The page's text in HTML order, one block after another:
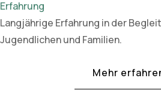
Erfahrung
Langjährige Erfahrung in der
Jugendlichen und Familien.
Mehr